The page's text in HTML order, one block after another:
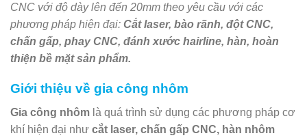
CNC với độ dày lên đến 20mm theo yêu cầu với các
phương pháp hiện đại: Cắt laser, bào rãnh, đột CNC,
chấn gấp, phay CNC, đánh xước hairline, hàn, hoàn
thiện bề mặt sản phẩm.
Giới thiệu về gia công nhôm
Gia công nhôm là quá trình sử dụng các phương pháp cơ
khí hiện đại như cắt laser, chấn gấp CNC, hàn nhôm